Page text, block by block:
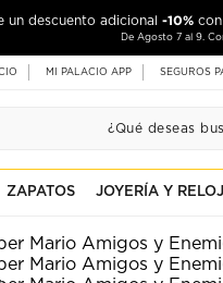
un descuento adicional -10%
De Agosto 7 al 9.
MI PALACIO APP SEGUROS
ZAPATOS JOYERÍA Y